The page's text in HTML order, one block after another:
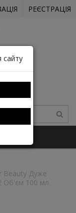
РЕЄСТРАЦІЯ
Beauty Дуже
Об'єм 100 мл
сайту